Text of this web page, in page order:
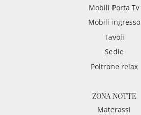
Mobili Porta Tv
Mobili ingresso
Tavoli
Sedie
Poltrone relax
ZONA NOTTE
Materassi